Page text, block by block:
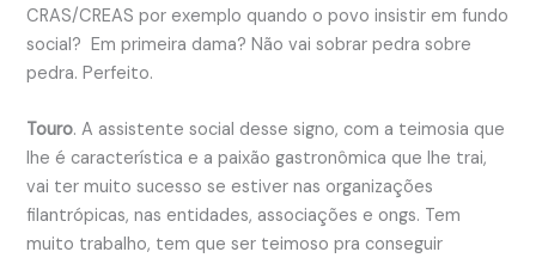
CRAS/CREAS por exemplo quando o povo insistir em fundo
social? Em primeira dama? Não vai sobrar pedra sobre
pedra. Perfeito.
Touro. A assistente social desse signo, com a teimosia que
lhe é característica e a paixão gastronômica que lhe trai,
vai ter muito sucesso se estiver nas organizações
filantrópicas, nas entidades, associações e ongs. Tem
muito trabalho, tem que ser teimoso pra conseguir